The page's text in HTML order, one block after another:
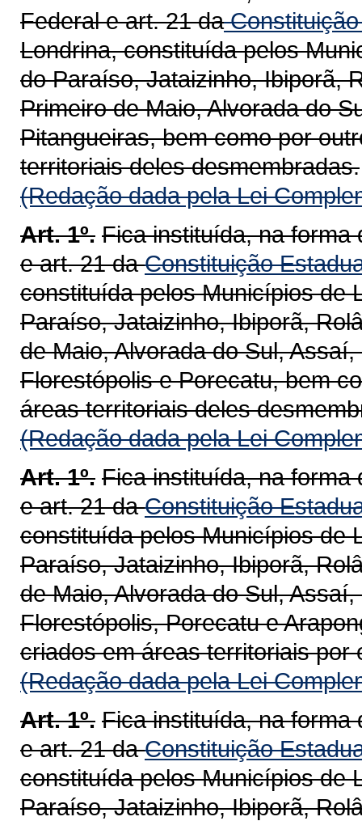
Federal e art. 21 da
Londrina, constituída pelos
do Paraíso, Jataizinho, Ibiporã,
Primeiro de Maio, Alvorada do
Pitangueiras, bem como por
territoriais deles desmembradas.
(Redação dada pela Lei
Art. 1º. Fica instituída, na forma
e art. 21 daConstituição
constituída pelos Municípios de
Paraíso, Jataizinho, Ibiporã,
de Maio, Alvorada do Sul,
Florestópolis e Porecatu, bem
áreas territoriais deles
(Redação dada pela Lei
Art. 1º. Fica instituída, na forma
e art. 21 daConstituição
constituída pelos Municípios de
Paraíso, Jataizinho, Ibiporã,
de Maio, Alvorada do Sul,
Florestópolis, Porecatu e
criados em áreas territoriais por
(Redação dada pela Lei
Art. 1º. Fica instituída, na forma
e art. 21 daConstituição
constituída pelos Municípios de
Paraíso, Jataizinho, Ibiporã,